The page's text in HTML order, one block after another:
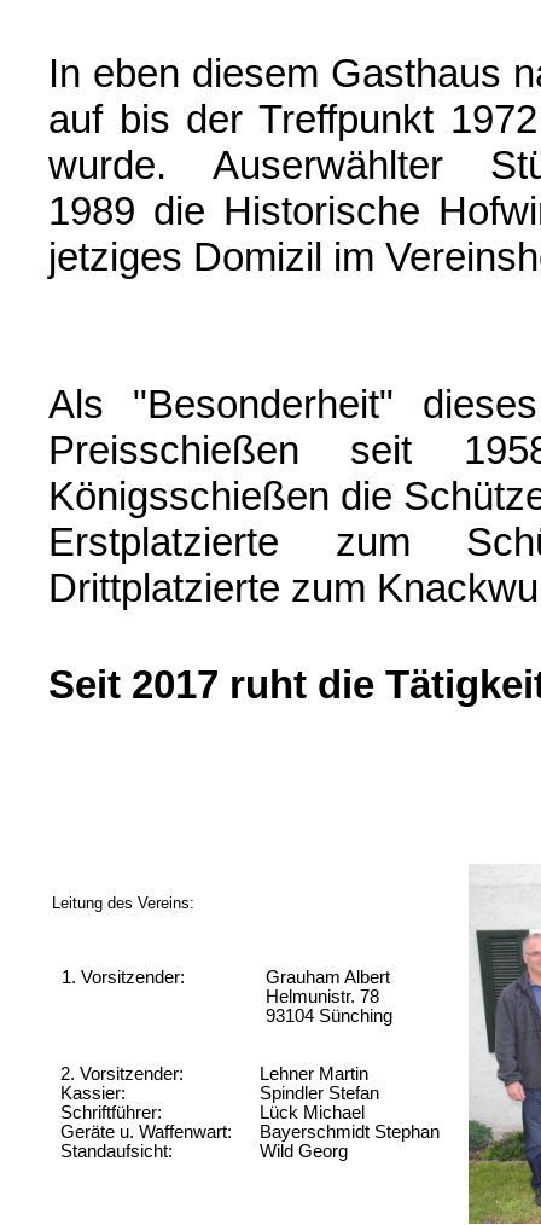
In eben diesem Gasthaus
auf bis der Treffpunkt
wurde. Auserwählter
1989 die Historische
jetziges Domizil im
Als "Besonderheit"
Preisschießen seit
Königsschießen die
Erstplatzierte zum
Drittplatzierte zum
Seit 2017 ruht die
Leitung des Vereins:
1. Vorsitzender:
Grauham Albert
Helmunistr. 78
93104 Sünching
2. Vorsitzender:
Kassier:
Schriftführer:
Geräte u. Waffenwart:
Standaufsicht:
Lehner Martin
Spindler Stefan
Lück Michael
Bayerschmidt Stephan
Wild Georg